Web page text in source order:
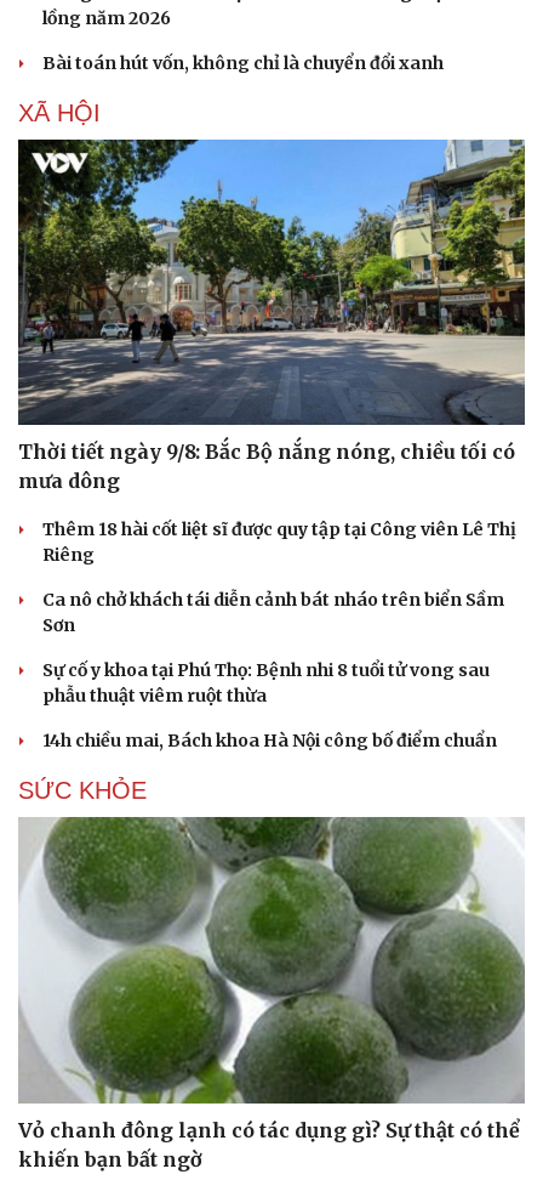
Du lịch
Săn Tour
Đọc truyện đêm khuya
Hạt giống tâm hồn
lồng năm 2026
Bài toán hút vốn, không chỉ là chuyển đổi xanh
XÃ HỘI
Thời tiết ngày 9/8: Bắc Bộ nắng nóng, chiều tối có
mưa dông
Thêm 18 hài cốt liệt sĩ được quy tập tại Công viên Lê Thị
Riêng
Ca nô chở khách tái diễn cảnh bát nháo trên biển Sầm
Sơn
Sự cố y khoa tại Phú Thọ: Bệnh nhi 8 tuổi tử vong sau
phẫu thuật viêm ruột thừa
14h chiều mai, Bách khoa Hà Nội công bố điểm chuẩn
SỨC KHỎE
Vỏ chanh đông lạnh có tác dụng gì? Sự thật có thể
khiến bạn bất ngờ